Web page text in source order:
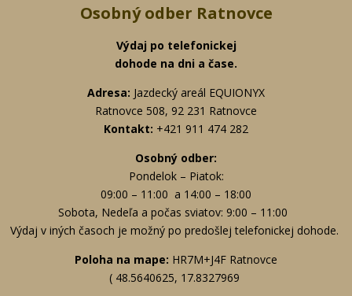
Osobný odber Ratnovce
Výdaj po telefonickej
dohode na dni a čase.
Adresa: Jazdecký areál EQUIONYX
Ratnovce 508, 92 231 Ratnovce
Kontakt: +421 911 474 282
Osobný odber:
Pondelok – Piatok:
09:00 – 11:00 a 14:00 – 18:00
Sobota, Nedeľa a počas sviatov: 9:00 – 11:00
Výdaj v iných časoch je možný po predošlej telefonickej dohode.
Poloha na mape: HR7M+J4F Ratnovce
( 48.5640625, 17.8327969